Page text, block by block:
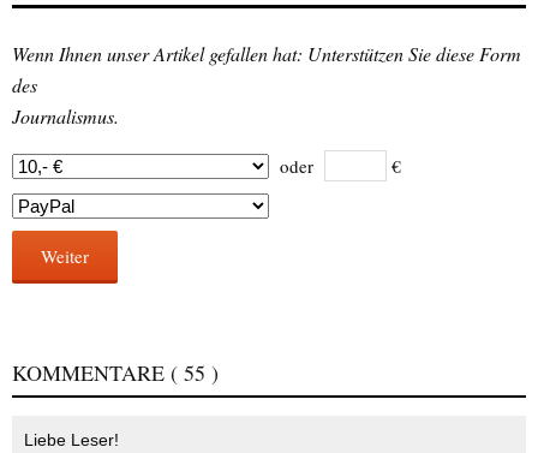
Wenn Ihnen unser Artikel gefallen hat: Unterstützen Sie diese Form
des
Journalismus.
oder €
Weiter
KOMMENTARE ( 55 )
Liebe Leser!